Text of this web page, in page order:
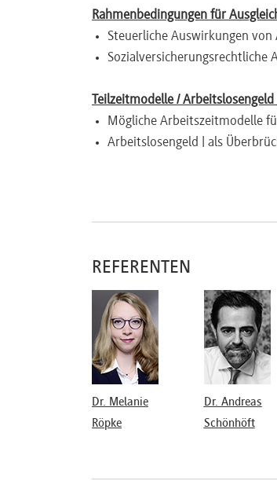
Rahmenbedingungen für
Steuerliche Auswirkungen von
Sozialversicherungsrechtliche
Teilzeitmodelle / Arbeitslosengeld
Mögliche Arbeitszeitmodelle
Arbeitslosengeld | als
REFERENTEN
Dr. Melanie
Röpke
Dr. Andreas
Schönhöft